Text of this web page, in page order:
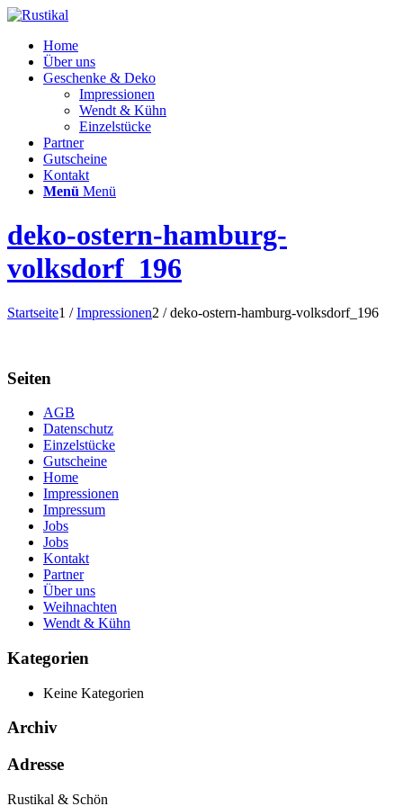
Home
Über uns
Geschenke & Deko
Impressionen
Wendt & Kühn
Einzelstücke
Partner
Gutscheine
Kontakt
Menü Menü
deko-ostern-hamburg-
volksdorf_196
Startseite1 / Impressionen2 / deko-ostern-hamburg-volksdorf_196
Seiten
AGB
Datenschutz
Einzelstücke
Gutscheine
Home
Impressionen
Impressum
Jobs
Jobs
Kontakt
Partner
Über uns
Weihnachten
Wendt & Kühn
Kategorien
Keine Kategorien
Archiv
Adresse
Rustikal & Schön